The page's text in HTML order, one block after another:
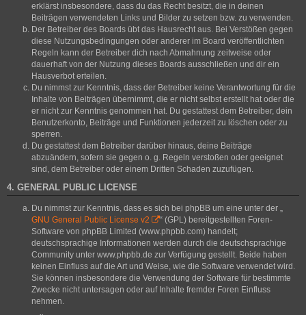
erklärst insbesondere, dass du das Recht besitzt, die in deinen
Beiträgen verwendeten Links und Bilder zu setzen bzw. zu verwenden.
Der Betreiber des Boards übt das Hausrecht aus. Bei Verstößen gegen
diese Nutzungsbedingungen oder anderer im Board veröffentlichten
Regeln kann der Betreiber dich nach Abmahnung zeitweise oder
dauerhaft von der Nutzung dieses Boards ausschließen und dir ein
Hausverbot erteilen.
Du nimmst zur Kenntnis, dass der Betreiber keine Verantwortung für die
Inhalte von Beiträgen übernimmt, die er nicht selbst erstellt hat oder die
er nicht zur Kenntnis genommen hat. Du gestattest dem Betreiber, dein
Benutzerkonto, Beiträge und Funktionen jederzeit zu löschen oder zu
sperren.
Du gestattest dem Betreiber darüber hinaus, deine Beiträge
abzuändern, sofern sie gegen o. g. Regeln verstoßen oder geeignet
sind, dem Betreiber oder einem Dritten Schaden zuzufügen.
4. GENERAL PUBLIC LICENSE
Du nimmst zur Kenntnis, dass es sich bei phpBB um eine unter der „
GNU General Public License v2
“ (GPL) bereitgestellten Foren-
Software von phpBB Limited (www.phpbb.com) handelt;
deutschsprachige Informationen werden durch die deutschsprachige
Community unter www.phpbb.de zur Verfügung gestellt. Beide haben
keinen Einfluss auf die Art und Weise, wie die Software verwendet wird.
Sie können insbesondere die Verwendung der Software für bestimmte
Zwecke nicht untersagen oder auf Inhalte fremder Foren Einfluss
nehmen.